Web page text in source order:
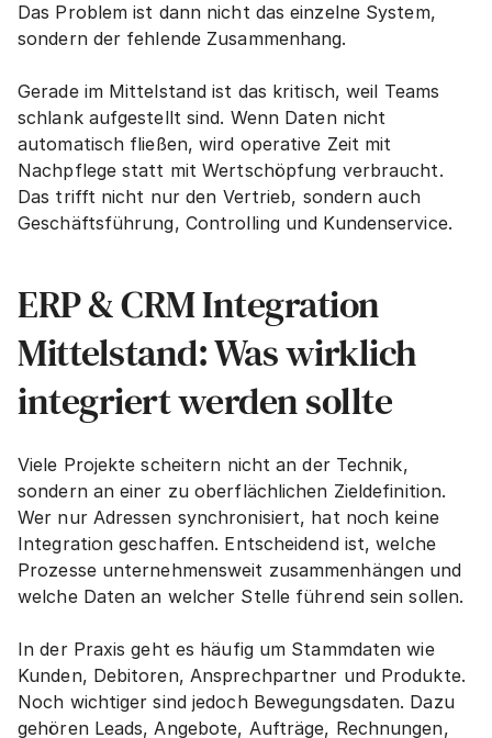
Das Problem ist dann nicht das einzelne System,
sondern der fehlende Zusammenhang.
Gerade im Mittelstand ist das kritisch, weil Teams
schlank aufgestellt sind. Wenn Daten nicht
automatisch fließen, wird operative Zeit mit
Nachpflege statt mit Wertschöpfung verbraucht.
Das trifft nicht nur den Vertrieb, sondern auch
Geschäftsführung, Controlling und Kundenservice.
ERP & CRM Integration
Mittelstand: Was wirklich
integriert werden sollte
Viele Projekte scheitern nicht an der Technik,
sondern an einer zu oberflächlichen Zieldefinition.
Wer nur Adressen synchronisiert, hat noch keine
Integration geschaffen. Entscheidend ist, welche
Prozesse unternehmensweit zusammenhängen und
welche Daten an welcher Stelle führend sein sollen.
In der Praxis geht es häufig um Stammdaten wie
Kunden, Debitoren, Ansprechpartner und Produkte.
Noch wichtiger sind jedoch Bewegungsdaten. Dazu
gehören Leads, Angebote, Aufträge, Rechnungen,